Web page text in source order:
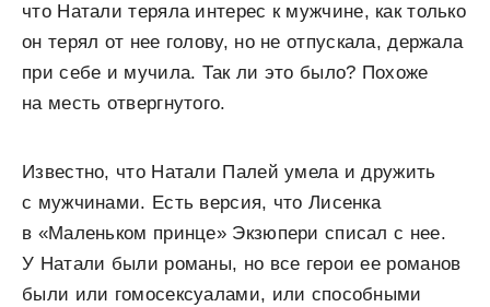
что Натали теряла интерес к мужчине, как только
он терял от нее голову, но не отпускала, держала
при себе и мучила. Так ли это было? Похоже
на месть отвергнутого.
Известно, что Натали Палей умела и дружить
с мужчинами. Есть версия, что Лисенка
в «Маленьком принце» Экзюпери списал с нее.
У Натали были романы, но все герои ее романов
были или гомосексуалами, или способными